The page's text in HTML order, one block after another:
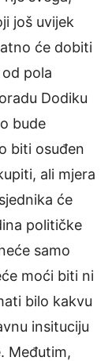
još uvijek
će dobiti
pola
Dodiku
bude
biti osuđen
ali mjera
će
političke
samo
moći biti ni
bilo kakvu
insituciju
Međutim,